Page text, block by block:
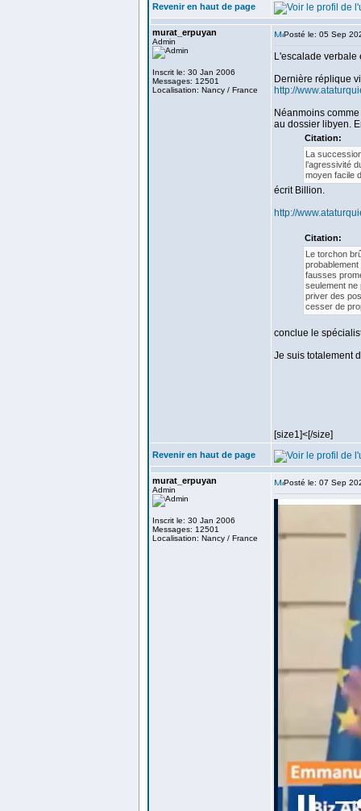
Revenir en haut de page
murat_erpuyan
Admin
Inscrit le: 30 Jan 2006
Messages: 12501
Localisation: Nancy / France
Posté le: 05 Sep
L'escalade verbale
Dernière réplique
http://
Néanmoins
au dossier libyen.
Citation:
La
l’agressivité
moyen facile
écrit Billion.
http://
Citation:
Le torchon
fausses
seulement ne
priver des
cesser de
conclue le
Je suis totalement
[size1]<[/size]
Revenir en haut de page
murat_erpuyan
Admin
Inscrit le: 30 Jan 2006
Messages: 12501
Localisation: Nancy / France
Posté le: 07 Sep